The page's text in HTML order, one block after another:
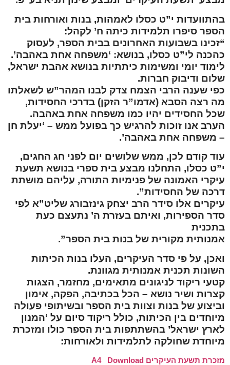
בהתוועדות י”ט כסלו לאמהות, בנות ואורחות בית
הספר סיפרו תלמידות כיתה ח’ לקהל:
“זכינו בשבועות האחרונים בבית הספר, לעסוק
כהכנה לי”ט כסלו, בנושא: ‘משפחה אחת באהבה’.
לימוד יומי ומשימות כיתתיות בנושא אהבת ישראל,
שלום ודיבוק חברות.
כפי שענה הרבי הצמח צדק לבנו המהר”ש לשאלתו
מה רצה הסבא (אדמו”ר הזקן) בדרכי החסידות,
שכל החסידים יהיו כמו משפחה אחת באהבה.
הערב אנו זוכות להרגיש כך בפועל ממש – ‘יעלת חן
– משפחה אחת באהבה’.
עוד קודם לכן, ממש שלושים יום לפני חג החגים,
י”ט כסלו, התחלנו מבצע בית ספרי בנושא תשעת
עיקרי האמונה של פנימיות התורה, עליהם מושתת
דרכה של החסידות”.
עיקרים אלו סידר הרב יצחק גינזבורג שליט”א לפי
סדר הספירות, ואיתם בעזרת ה’ נתעצם כעת
בתכנית
אמנותית מקורית של בנות בית הספר”.
ואכן, על פי סדר העיקרים, העלו בנות הכיתות
השונות תכנית אמנותית מגוונת.
קטעי ריקוד לניגונים מתאימים, מחזמר, הצגות
קצרות ושיר נושא – הכל בכתיבה, הפקה, אימון
וביצוע של בנות וצוות בית הספר ובשיתופי פעולה
מיוחדים בין הכיתות, כולל ריקוד סיום על ‘המנון
לארץ ישראל’ בהשתתפות בית הספר כולו ומזכרת
מיוחדת שחולקה לתלמידות ולאורחות:
מזכרת תשעת העיקרים A4 Download